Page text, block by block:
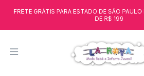
FRETE GRÁTIS PARA ESTADO DE SÃO
DE R$ 199